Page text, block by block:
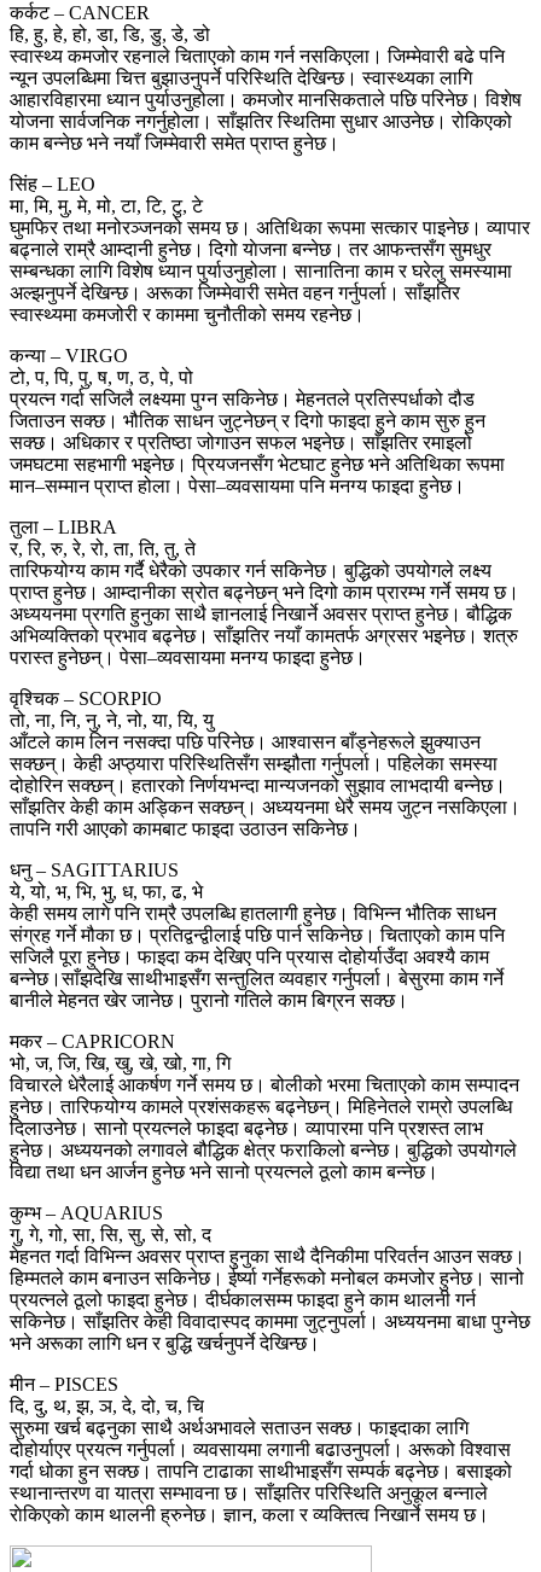
कर्कट – CANCER
हि, हु, हे, हो, डा, डि, डु, डे, डो
स्वास्थ्य कमजोर रहनाले चिताएको काम गर्न नसकिएला। जिम्मेवारी बढे पनि
न्यून उपलब्धिमा चित्त बुझाउनुपर्ने परिस्थिति देखिन्छ। स्वास्थ्यका लागि
आहारविहारमा ध्यान पुर्याउनुहोला। कमजोर मानसिकताले पछि परिनेछ। विशेष
योजना सार्वजनिक नगर्नुहोला। साँझतिर स्थितिमा सुधार आउनेछ। रोकिएको
काम बन्नेछ भने नयाँ जिम्मेवारी समेत प्राप्त हुनेछ।
सिंह – LEO
मा, मि, मु, मे, मो, टा, टि, टु, टे
घुमफिर तथा मनोरञ्जनको समय छ। अतिथिका रूपमा सत्कार पाइनेछ। व्यापार
बढ्नाले राम्रै आम्दानी हुनेछ। दिगो याेजना बन्नेछ। तर आफन्तसँग सुमधुर
सम्बन्धका लागि विशेष ध्यान पुर्याउनुहोला। सानातिना काम र घरेलु समस्यामा
अल्झनुपर्ने देखिन्छ। अरूका जिम्मेवारी समेत वहन गर्नुपर्ला। साँझतिर
स्वास्थ्यमा कमजोरी र काममा चुनौतीको समय रहनेछ।
कन्या – VIRGO
टो, प, पि, पु, ष, ण, ठ, पे, पो
प्रयत्न गर्दा सजिलै लक्ष्यमा पुग्न सकिनेछ। मेहनतले प्रतिस्पर्धाको दौड
जिताउन सक्छ। भौतिक साधन जुट्नेछन् र दिगो फाइदा हुने काम सुरु हुन
सक्छ। अधिकार र प्रतिष्ठा जोगाउन सफल भइनेछ। साँझतिर रमाइलो
जमघटमा सहभागी भइनेछ। प्रियजनसँग भेटघाट हुनेछ भने अतिथिका रूपमा
मान–सम्मान प्राप्त होला। पेसा–व्यवसायमा पनि मनग्य फाइदा हुनेछ।
तुला – LIBRA
र, रि, रु, रे, रो, ता, ति, तु, ते
तारिफयोग्य काम गर्दै धेरैको उपकार गर्न सकिनेछ। बुद्धिको उपयोगले लक्ष्य
प्राप्त हुनेछ। आम्दानीका स्रोत बढ्नेछन् भने दिगो काम प्रारम्भ गर्ने समय छ।
अध्ययनमा प्रगति हुनुका साथै ज्ञानलाई निखार्ने अवसर प्राप्त हुनेछ। बौद्धिक
अभिव्यक्तिको प्रभाव बढ्नेछ। साँझतिर नयाँ कामतर्फ अग्रसर भइनेछ। शत्रु
परास्त हुनेछन्। पेसा–व्यवसायमा मनग्य फाइदा हुनेछ।
वृश्चिक – SCORPIO
तो, ना, नि, नु, ने, नो, या, यि, यु
आँटले काम लिन नसक्दा पछि परिनेछ। आश्वासन बाँड्नेहरूले झुक्याउन
सक्छन्। केही अप्ठ्यारा परिस्थितिसँग सम्झौता गर्नुपर्ला। पहिलेका समस्या
दोहोरिन सक्छन्। हतारको निर्णयभन्दा मान्यजनको सुझाव लाभदायी बन्नेछ।
साँझतिर केही काम अड्किन सक्छन्। अध्ययनमा धेरै समय जुट्न नसकिएला।
तापनि गरी आएको कामबाट फाइदा उठाउन सकिनेछ।
धनु – SAGITTARIUS
ये, यो, भ, भि, भु, ध, फा, ढ, भे
केही समय लागे पनि राम्रै उपलब्धि हातलागी हुनेछ। विभिन्न भौतिक साधन
संग्रह गर्ने मौका छ। प्रतिद्वन्द्वीलाई पछि पार्न सकिनेछ। चिताएको काम पनि
सजिलै पूरा हुनेछ। फाइदा कम देखिए पनि प्रयास दोहोर्याउँदा अवश्यै काम
बन्नेछ।साँझदेखि साथीभाइसँग सन्तुलित व्यवहार गर्नुपर्ला। बेसुरमा काम गर्ने
बानीले मेहनत खेर जानेछ। पुरानो गतिले काम बिग्रन सक्छ।
मकर – CAPRICORN
भो, ज, जि, खि, खु, खे, खो, गा, गि
विचारले धेरैलाई आकर्षण गर्ने समय छ। बोलीको भरमा चिताएको काम सम्पादन
हुनेछ। तारिफयोग्य कामले प्रशंसकहरू बढ्नेछन्। मिहिनेतले राम्रो उपलब्धि
दिलाउनेछ। सानो प्रयत्नले फाइदा बढ्नेछ। व्यापारमा पनि प्रशस्त लाभ
हुनेछ। अध्ययनको लगावले बौद्धिक क्षेत्र फराकिलो बन्नेछ। बुद्धिको उपयोगले
विद्या तथा धन आर्जन हुनेछ भने सानो प्रयत्नले ठूलो काम बन्नेछ।
कुम्भ – AQUARIUS
गु, गे, गो, सा, सि, सु, से, सो, द
मेहनत गर्दा विभिन्न अवसर प्राप्त हुनुका साथै दैनिकीमा परिवर्तन आउन सक्छ।
हिम्मतले काम बनाउन सकिनेछ। ईर्ष्या गर्नेहरूको मनोबल कमजोर हुनेछ। सानो
प्रयत्नले ठूलो फाइदा हुनेछ। दीर्घकालसम्म फाइदा हुने काम थालनी गर्न
सकिनेछ। साँझतिर केही विवादास्पद काममा जुट्नुपर्ला। अध्ययनमा बाधा पुग्नेछ
भने अरूका लागि धन र बुद्धि खर्चनुपर्ने देखिन्छ।
मीन – PISCES
दि, दु, थ, झ, ञ, दे, दो, च, चि
सुरुमा खर्च बढ्नुका साथै अर्थअभावले सताउन सक्छ। फाइदाका लागि
दोहोर्याएर प्रयत्न गर्नुपर्ला। व्यवसायमा लगानी बढाउनुपर्ला। अरूको विश्वास
गर्दा धोका हुन सक्छ। तापनि टाढाका साथीभाइसँग सम्पर्क बढ्नेछ। बसाइको
स्थानान्तरण वा यात्रा सम्भावना छ। साँझतिर परिस्थिति अनुकूल बन्नाले
राेकिएकाे काम थालनी ह्रुनेछ। ज्ञान, कला र व्यक्तित्व निखार्ने समय छ।